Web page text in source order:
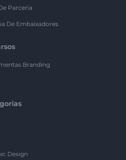
Parceria
De Embaixadores
Branding
Design